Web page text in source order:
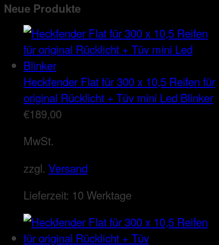
Neue Produkte
Heckfender Flat für 300 x 10,5 Reifen für
original Rücklicht + Tüv mini Led Blinker
€189,00
MwSt.
zzgl. Versand
Lieferzeit: 10 Werktage